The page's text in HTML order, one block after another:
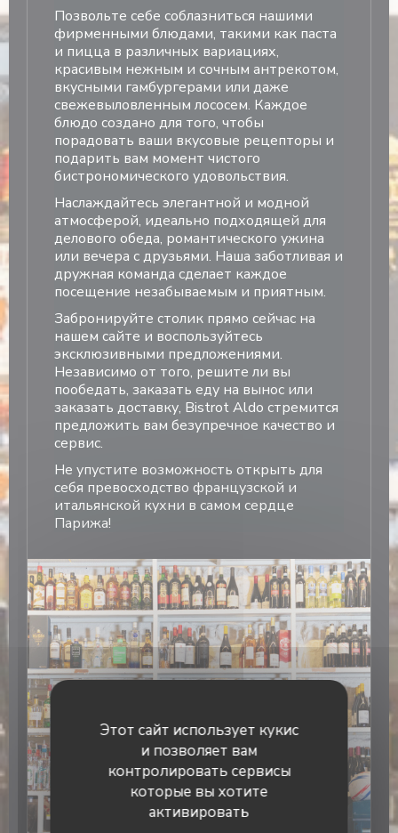
Этот сайт использует кукис
и позволяет вам
контролировать сервисы
которые вы хотите
активировать
Позвольте себе соблазниться нашими
фирменными блюдами, такими как паста
и пицца в различных вариациях,
красивым нежным и сочным антрекотом,
вкусными гамбургерами или даже
свежевыловленным лососем. Каждое
блюдо создано для того, чтобы
порадовать ваши вкусовые рецепторы и
подарить вам момент чистого
бистрономического удовольствия.
Наслаждайтесь элегантной и модной
атмосферой, идеально подходящей для
делового обеда, романтического ужина
или вечера с друзьями. Наша заботливая и
дружная команда сделает каждое
посещение незабываемым и приятным.
Забронируйте столик прямо сейчас на
нашем сайте и воспользуйтесь
эксклюзивными предложениями.
Независимо от того, решите ли вы
пообедать, заказать еду на вынос или
заказать доставку, Bistrot Aldo стремится
предложить вам безупречное качество и
сервис.
Не упустите возможность открыть для
себя превосходство французской и
итальянской кухни в самом сердце
Парижа!